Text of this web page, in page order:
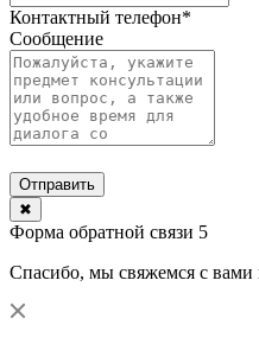
Контактный телефон*
Сообщение
Отправить
✖
Форма обратной связи 5
Спасибо, мы свяжемся с